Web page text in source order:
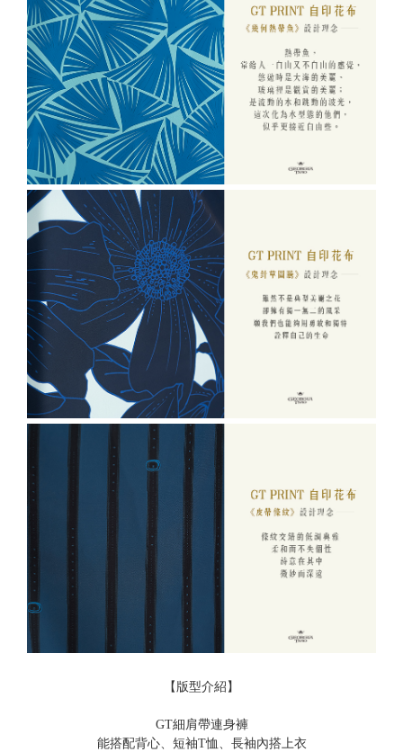
【版型介紹】
GT細肩帶連身褲
能搭配背心、短袖T恤、長袖內搭上衣